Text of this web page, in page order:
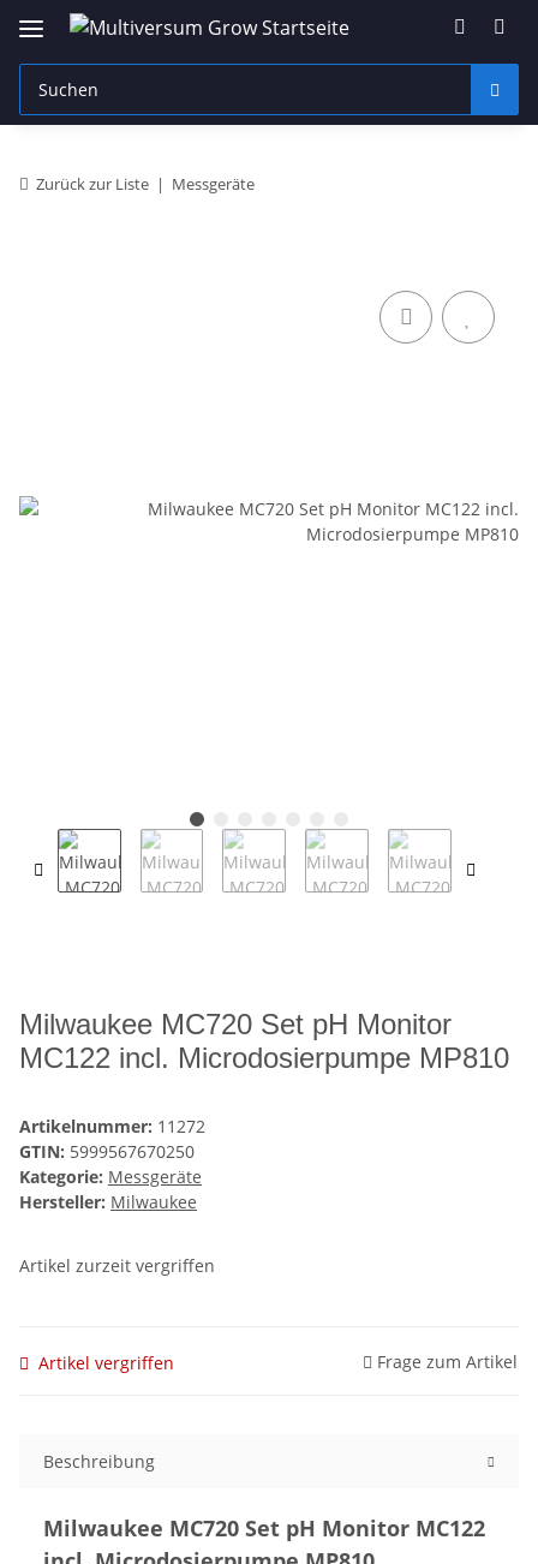
Zurück zur Liste Messgeräte
Milwaukee MC720 Set pH Monitor
MC122 incl. Microdosierpumpe MP810
Artikelnummer: 11272
GTIN: 5999567670250
Kategorie: Messgeräte
Hersteller: Milwaukee
Artikel zurzeit vergriffen
Artikel vergriffen Frage zum Artikel
Beschreibung
Milwaukee MC720 Set pH Monitor MC122